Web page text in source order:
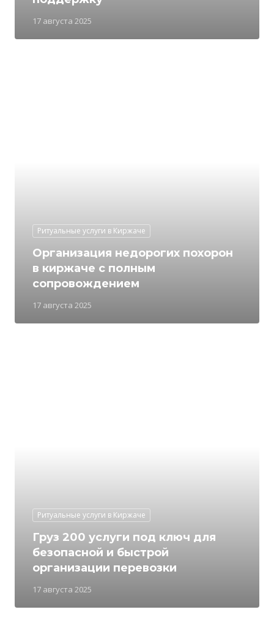
17 августа 2025
Ритуальные услуги в Киржаче
17 августа 2025
Организация недорогих похорон
в киржаче с полным
сопровождением
Ритуальные услуги в Киржаче
17 августа 2025
Груз 200 услуги под ключ для
безопасной и быстрой
организации перевозки